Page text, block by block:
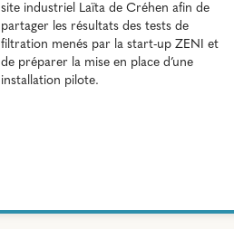
site industriel Laïta de Créhen afin de
partager les résultats des tests de
filtration menés par la start-up ZENI et
de préparer la mise en place d’une
installation pilote.